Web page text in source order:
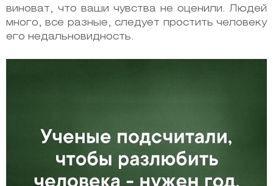
виноват, что ваши чувства не оценили. Людей
много, все разные, следует простить человеку
его недальновидность.